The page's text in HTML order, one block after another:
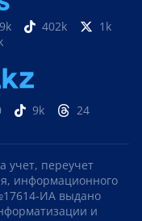
402k
1k
9k 24
учет, переучет
информационного
ИА выдано
и